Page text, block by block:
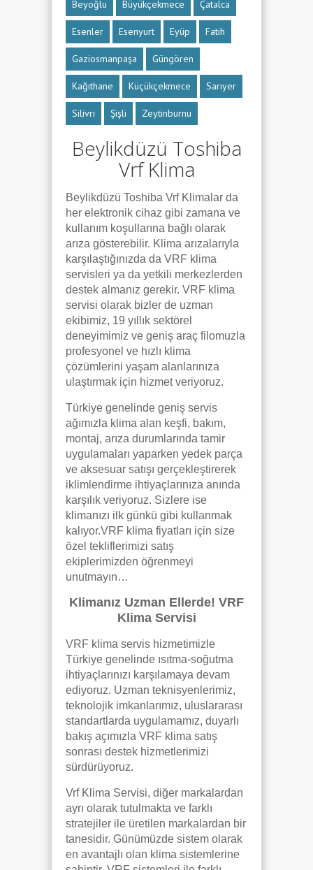
Beyoğlu Büyükçekmece Çatalca
Esenler Esenyurt Eyüp Fatih
Gaziosmanpaşa Güngören
Kağıthane Küçükçekmece Sarıyer
Silivri Şişli Zeytinburnu
Beylikdüzü Toshiba
Vrf Klima
Beylikdüzü Toshiba Vrf Klimalar da
her elektronik cihaz gibi zamana ve
kullanım koşullarına bağlı olarak
arıza gösterebilir. Klima arızalarıyla
karşılaştığınızda da VRF klima
servisleri ya da yetkili merkezlerden
destek almanız gerekir. VRF klima
servisi olarak bizler de uzman
ekibimiz, 19 yıllık sektörel
deneyimimiz ve geniş araç filomuzla
profesyonel ve hızlı klima
çözümlerini yaşam alanlarınıza
ulaştırmak için hizmet veriyoruz.
Türkiye genelinde geniş servis
ağımızla klima alan keşfi, bakım,
montaj, arıza durumlarında tamir
uygulamaları yaparken yedek parça
ve aksesuar satışı gerçekleştirerek
iklimlendirme ihtiyaçlarınıza anında
karşılık veriyoruz. Sizlere ise
klimanızı ilk günkü gibi kullanmak
kalıyor.VRF klima fiyatları için size
özel tekliflerimizi satış
ekiplerimizden öğrenmeyi
unutmayın…
Klimanız Uzman Ellerde! VRF
Klima Servisi
VRF klima servis hizmetimizle
Türkiye genelinde ısıtma-soğutma
ihtiyaçlarınızı karşılamaya devam
ediyoruz. Uzman teknisyenlerimiz,
teknolojik imkanlarımız, uluslararası
standartlarda uygulamamız, duyarlı
bakış açımızla VRF klima satış
sonrası destek hizmetlerimizi
sürdürüyoruz.
Vrf Klima Servisi, diğer markalardan
ayrı olarak tutulmakta ve farklı
stratejiler ile üretilen markalardan bir
tanesidir. Günümüzde sistem olarak
en avantajlı olan klima sistemlerine